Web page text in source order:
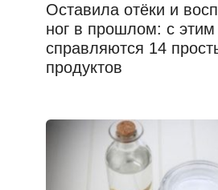
Оставила отёки и
ног в прошлом: с этим
справляются 14
продуктов